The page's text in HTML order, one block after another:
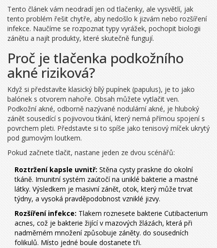
Tento článek vám neodradí jen od tlačenky, ale vysvětlí, jak
tento problém řešit chytře, aby nedošlo k jizvám nebo rozšíření
infekce. Naučíme se rozpoznat typy vyrážek, pochopit biologii
zánětu a najít produkty, které skutečně fungují.
Proč je tlačenka podkožního
akné riziková?
Když si představíte klasický bílý pupínek (papulus), je to jako
balónek s otvorem nahoře. Obsah můžete vytlačit ven.
Podkožní akné, odborně nazývané nodulární akné, je hluboký
zánět sousedící s pojivovou tkání, který nemá přímou spojení s
povrchem pleti. Představte si to spíše jako tenisový míček ukrytý
pod gumovým loutkem.
Pokud začnete tlačit, nastane jeden ze dvou scénářů:
Roztržení kapsle uvnitř: Stěna cysty praskne do okolní
tkáně. Imunitní systém zaútočí na uniklé bakterie a mastné
látky. Výsledkem je masivní zánět, otok, který může trvat
týdny, a vysoká pravděpodobnost vzniklé jizvy.
Rozšíření infekce: Tlakem roznesete bakterie Cutibacterium
acnes, což je bakterie žijící v mazových žlázách, která při
nadměrném množení způsobuje záněty. do sousedních
folikulů. Místo jedné boule dostanete tři.